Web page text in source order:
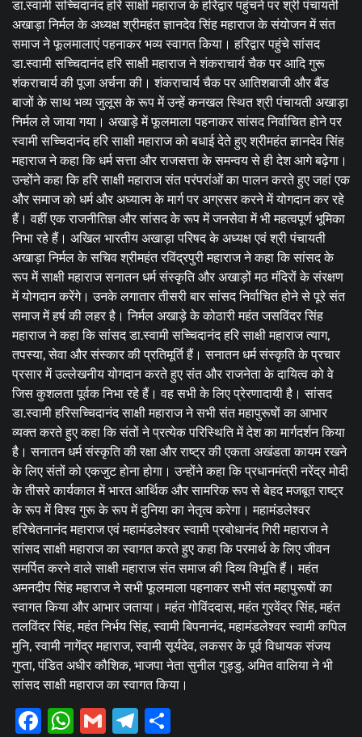
डा.स्वामी सच्चिदानंद हरि साक्षी महाराज के हरिद्वार पहुंचने पर श्री पंचायती
अखाड़ा निर्मल के अध्यक्ष श्रीमहंत ज्ञानदेव सिंह महाराज के संयोजन में संत
समाज ने फूलमालाएं पहनाकर भव्य स्वागत किया। हरिद्वार पहुंचे सांसद
डा.स्वामी सच्चिदानंद हरि साक्षी महाराज ने शंकराचार्य चैक पर आदि गुरू
शंकराचार्य की पूजा अर्चना की। शंकराचार्य चैक पर आतिशबाजी और बैंड
बाजों के साथ भव्य जुलूस के रूप में उन्हें कनखल स्थित श्री पंचायती अखाड़ा
निर्मल ले जाया गया। अखाड़े में फूलमाला पहनाकर सांसद निर्वाचित होने पर
स्वामी सच्चिदानंद हरि साक्षी महाराज को बधाई देते हुए श्रीमहंत ज्ञानदेव सिंह
महाराज ने कहा कि धर्म सत्ता और राजसत्ता के समन्वय से ही देश आगे बढ़ेगा।
उन्होंने कहा कि हरि साक्षी महाराज संत परंपरांओं का पालन करते हुए जहां एक
और समाज को धर्म और अध्यात्म के मार्ग पर अग्रसर करने में योगदान कर रहे
हैं। वहीं एक राजनीतिज्ञ और सांसद के रूप में जनसेवा में भी महत्वपूर्ण भूमिका
निभा रहे हैं। अखिल भारतीय अखाड़ा परिषद के अध्यक्ष एवं श्री पंचायती
अखाड़ा निर्मल के सचिव श्रीमहंत रविंद्रपुरी महाराज ने कहा कि सांसद के
रूप में साक्षी महाराज सनातन धर्म संस्कृति और अखाड़ों मठ मंदिरों के संरक्षण
में योगदान करेंगे। उनके लगातार तीसरी बार सांसद निर्वाचित होने से पूरे संत
समाज में हर्ष की लहर है। निर्मल अखाड़े के कोठारी महंत जसविंदर सिंह
महाराज ने कहा कि सांसद डा.स्वामी सच्चिदानंद हरि साक्षी महाराज त्याग,
तपस्या, सेवा और संस्कार की प्रतिमूर्ति हैं। सनातन धर्म संस्कृति के प्रचार
प्रसार में उल्लेखनीय योगदान करते हुए संत और राजनेता के दायित्व को वे
जिस कुशलता पूर्वक निभा रहे हैं। वह सभी के लिए प्रेरणादायी है। सांसद
डा.स्वामी हरिसच्चिदानंद साक्षी महाराज ने सभी संत महापुरूषों का आभार
व्यक्त करते हुए कहा कि संतों ने प्रत्येक परिस्थिति में देश का मार्गदर्शन किया
है। सनातन धर्म संस्कृति की रक्षा और राष्ट्र की एकता अखंडता कायम रखने
के लिए संतों को एकजुट होना होगा। उन्होंने कहा कि प्रधानमंत्री नरेंद्र मोदी
के तीसरे कार्यकाल में भारत आर्थिक और सामरिक रूप से बेहद मजबूत राष्ट्र
के रूप में विश्व गुरू के रूप में दुनिया का नेतृत्व करेगा। महामंडलेश्वर
हरिचेतनानंद महाराज एवं महामंडलेश्वर स्वामी प्रबोधानंद गिरी महाराज ने
सांसद साक्षी महाराज का स्वागत करते हुए कहा कि परमार्थ के लिए जीवन
समर्पित करने वाले साक्षी महाराज संत समाज की दिव्य विभूति हैं। महंत
अमनदीप सिंह महाराज ने सभी फूलमाला पहनाकर सभी संत महापुरूषों का
स्वागत किया और आभार जताया। महंत गोविंददास, महंत गुरवेंद्र सिंह, महंत
तलविंदर सिंह, महंत निर्भय सिंह, स्वामी बिपनानंद, महामंडलेश्वर स्वामी कपिल
मुनि, स्वामी नागेंद्र महाराज, स्वामी सूर्यदेव, लकसर के पूर्व विधायक संजय
गुप्ता, पंडित अधीर कौशिक, भाजपा नेता सुनील गुड्डु, अमित वालिया ने भी
सांसद साक्षी महाराज का स्वागत किया।
Facebook
WhatsApp
GmailTelegram